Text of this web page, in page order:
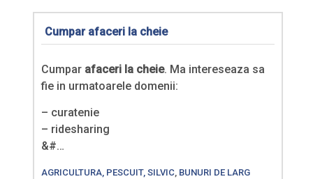
Cumpar afaceri la cheie
Cumpar afaceri la cheie. Ma intereseaza sa
fie in urmatoarele domenii:
– curatenie
– ridesharing
&#…
AGRICULTURA, PESCUIT, SILVIC, BUNURI DE LARG